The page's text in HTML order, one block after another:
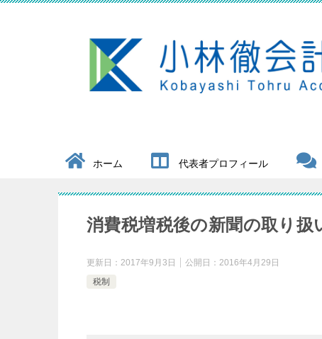
ホーム 代表者プロフィール
消費税増税後の新聞の取り扱
更新日： 2017年9月3日 公開日： 2016年4月29日
税制